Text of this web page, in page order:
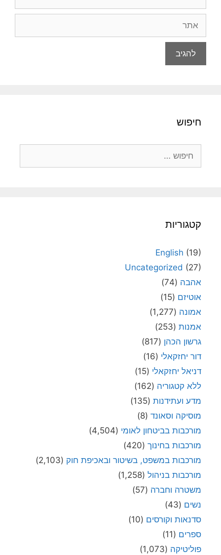
חיפוש
קטגוריות
English (19)
Uncategorized (27)
אהבה (74)
אוטיזם (15)
אמונה (1,277)
אמנות (253)
גרשון הכהן (817)
דור יחזקאלי (16)
דניאל יחזקאלי (15)
ללא קטגוריה (162)
מדע ועתידנות (135)
מוסיקה וסאונד (8)
מורכבות בביטחון לאומי (4,504)
מורכבות בחינוך (420)
מורכבות במשפט, בשיטור ובאכיפת חוק (2,103)
מורכבות בניהול (1,258)
משטרה וחברה (57)
נשים (43)
סדנאות וקורסים (10)
ספרים (11)
פוליטיקה (1,073)